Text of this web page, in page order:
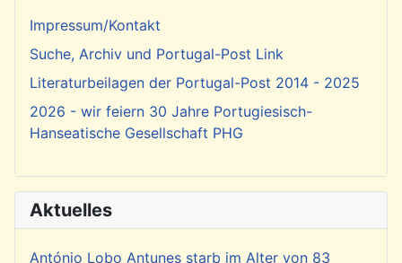
Impressum/Kontakt
Suche, Archiv und Portugal-Post Link
Literaturbeilagen der Portugal-Post 2014 - 2025
2026 - wir feiern 30 Jahre Portugiesisch-
Hanseatische Gesellschaft PHG
Aktuelles
António Lobo Antunes starb im Alter von 83